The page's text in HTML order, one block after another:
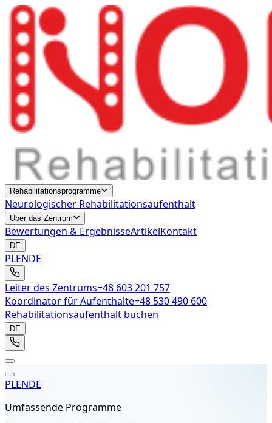
Rehabilitationsprogramme
Neurologischer Rehabilitationsaufenthalt
Über das Zentrum
Bewertungen & ErgebnisseArtikelKontakt
DE
PLENDE
Leiter des Zentrums+48 603 201 757
Koordinator für Aufenthalte+48 530 490 600
Rehabilitationsaufenthalt buchen
DE
PLENDE
Umfassende Programme